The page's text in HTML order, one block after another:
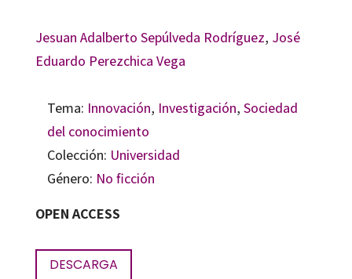
Jesuan Adalberto Sepúlveda Rodríguez, José
Eduardo Perezchica Vega
Tema: Innovación, Investigación, Sociedad
del conocimiento
Colección: Universidad
Género: No ficción
OPEN ACCESS
DESCARGA